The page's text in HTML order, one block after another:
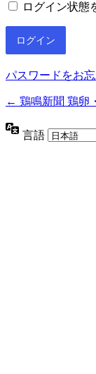
ログイン状態
パスワードをお
← 鶏鳴新聞 鶏卵
言語